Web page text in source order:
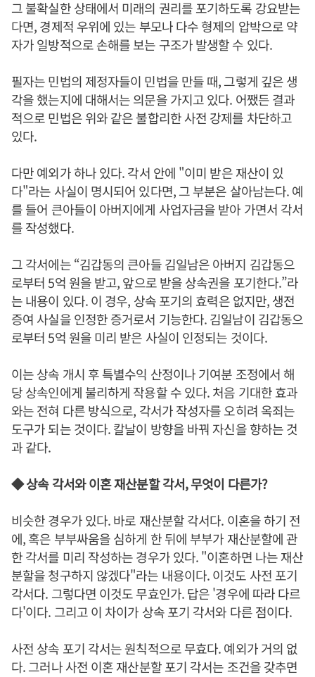
그 불확실한 상태에서 미래의 권리를 포기하도록 강요받는
다면, 경제적 우위에 있는 부모나 다수 형제의 압박으로 약
자가 일방적으로 손해를 보는 구조가 발생할 수 있다.
필자는 민법의 제정자들이 민법을 만들 때, 그렇게 깊은 생
각을 했는지에 대해서는 의문을 가지고 있다. 어쨌든 결과
적으로 민법은 위와 같은 불합리한 사전 강제를 차단하고
있다.
다만 예외가 하나 있다. 각서 안에 "이미 받은 재산이 있
다"라는 사실이 명시되어 있다면, 그 부분은 살아남는다. 예
를 들어 큰아들이 아버지에게 사업자금을 받아 가면서 각서
를 작성했다.
그 각서에는 “김갑동의 큰아들 김일남은 아버지 김갑동으
로부터 5억 원을 받고, 앞으로 받을 상속권을 포기한다.”라
는 내용이 있다. 이 경우, 상속 포기의 효력은 없지만, 생전
증여 사실을 인정한 증거로서 기능한다. 김일남이 김갑동으
로부터 5억 원을 미리 받은 사실이 인정되는 것이다.
이는 상속 개시 후 특별수익 산정이나 기여분 조정에서 해
당 상속인에게 불리하게 작용할 수 있다. 처음 기대한 효과
와는 전혀 다른 방식으로, 각서가 작성자를 오히려 옥죄는
도구가 되는 것이다. 칼날이 방향을 바꿔 자신을 향하는 것
과 같다.
◆ 상속 각서와 이혼 재산분할 각서, 무엇이 다른가?
비슷한 경우가 있다. 바로 재산분할 각서다. 이혼을 하기 전
에, 혹은 부부싸움을 심하게 한 뒤에 부부가 재산분할에 관
한 각서를 미리 작성하는 경우가 있다. "이혼하면 나는 재산
분할을 청구하지 않겠다"라는 내용이다. 이것도 사전 포기
각서다. 그렇다면 이것도 무효인가. 답은 '경우에 따라 다르
다'이다. 그리고 이 차이가 상속 포기 각서와 다른 점이다.
사전 상속 포기 각서는 원칙적으로 무효다. 예외가 거의 없
다. 그러나 사전 이혼 재산분할 포기 각서는 조건을 갖추면